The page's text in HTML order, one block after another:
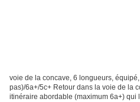
voie de la concave, 6 longueurs,
pas)/6a+/5c+ Retour dans la voie de la
itinéraire abordable (maximum 6a+) qui